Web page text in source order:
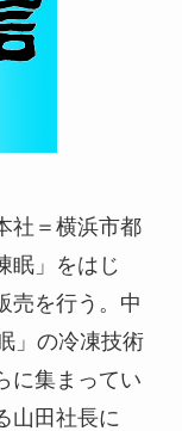
社＝横浜市都
眠」をはじ
売を行う。中
」の冷凍技術
に集まってい
山田社長に